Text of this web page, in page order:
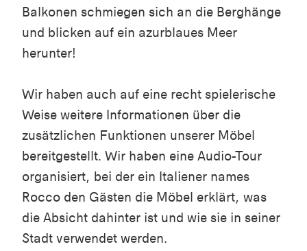
Balkonen schmiegen sich an die Berghänge
und blicken auf ein azurblaues Meer
herunter!
Wir haben auch auf eine recht spielerische
Weise weitere Informationen über die
zusätzlichen Funktionen unserer Möbel
bereitgestellt. Wir haben eine Audio-Tour
organisiert, bei der ein Italiener names
Rocco den Gästen die Möbel erklärt, was
die Absicht dahinter ist und wie sie in seiner
Stadt verwendet werden.